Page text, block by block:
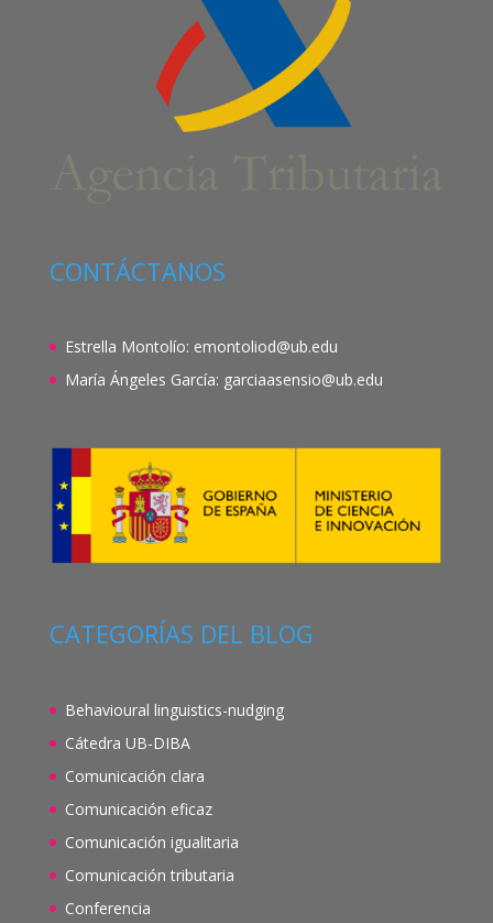
CONTÁCTANOS
Estrella Montolío: emontoliod@ub.edu
María Ángeles García: garciaasensio@ub.edu
CATEGORÍAS DEL BLOG
Behavioural linguistics-nudging
Cátedra UB-DIBA
Comunicación clara
Comunicación eficaz
Comunicación igualitaria
Comunicación tributaria
Conferencia